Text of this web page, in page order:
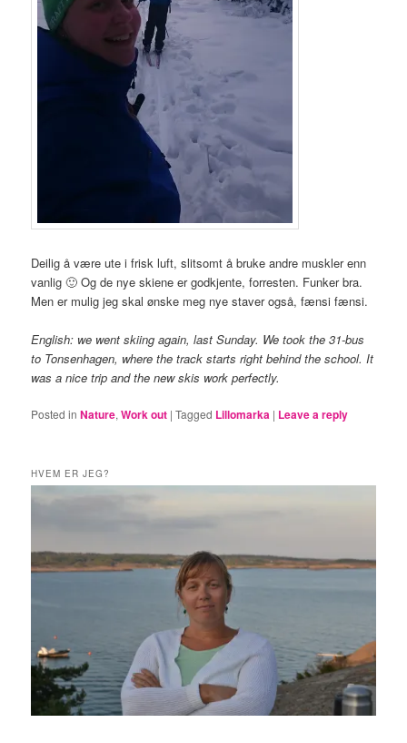
Deilig å være ute i frisk luft, slitsomt å bruke andre muskler enn
vanlig 🙂 Og de nye skiene er godkjente, forresten. Funker bra.
Men er mulig jeg skal ønske meg nye staver også, fænsi fænsi.
English: we went skiing again, last Sunday. We took the 31-bus
to Tonsenhagen, where the track starts right behind the school. It
was a nice trip and the new skis work perfectly.
Posted in Nature,Work out |Tagged Lillomarka | Leave a reply
HVEM ER JEG?